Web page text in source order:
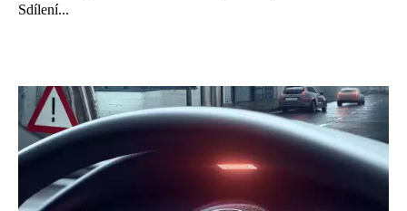
Sdílení...